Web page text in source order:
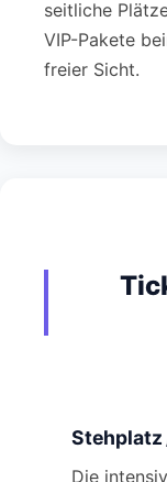
seitliche
VIP-Pakete
freier Sicht.
Stehplatz
Die